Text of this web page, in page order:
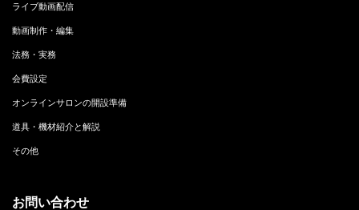
ライブ動画配信
動画制作・編集
法務・実務
会費設定
オンラインサロンの開設準備
道具・機材紹介と解説
その他
お問い合わせ